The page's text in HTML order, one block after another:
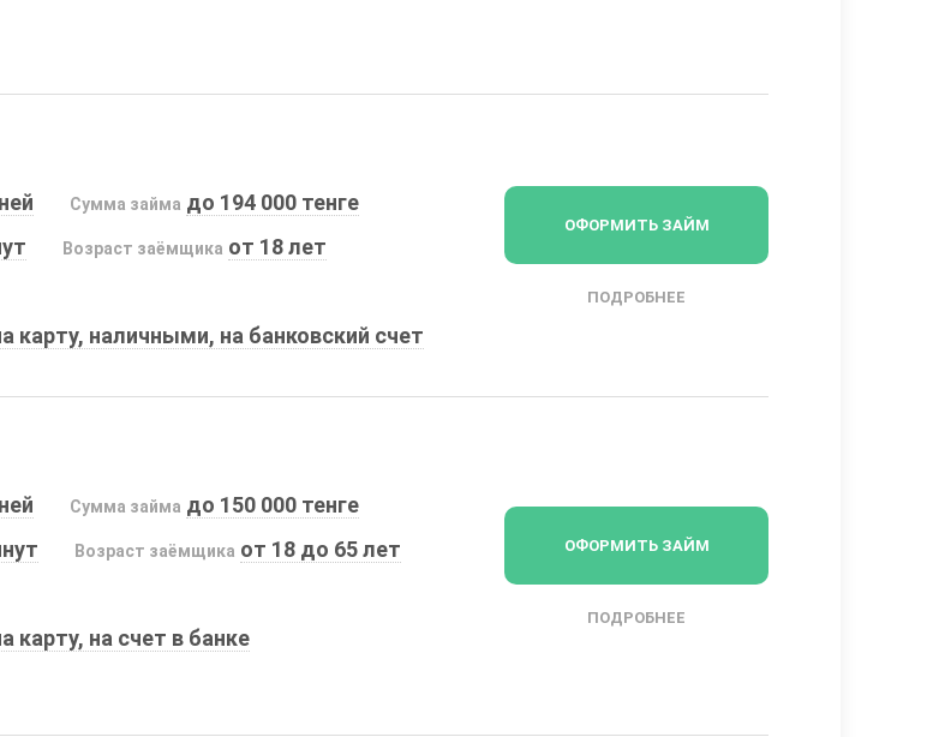
Сумма займа до 194 000 тенге
Возраст заёмщика от 18 лет
карту, наличными, на банковский счет
ОФОРМИТЬ ЗАЙМ
ПОДРОБНЕЕ
Сумма займа до 150 000 тенге
Возраст заёмщика от 18 до 65 лет
карту, на счет в банке
ОФОРМИТЬ ЗАЙМ
ПОДРОБНЕЕ